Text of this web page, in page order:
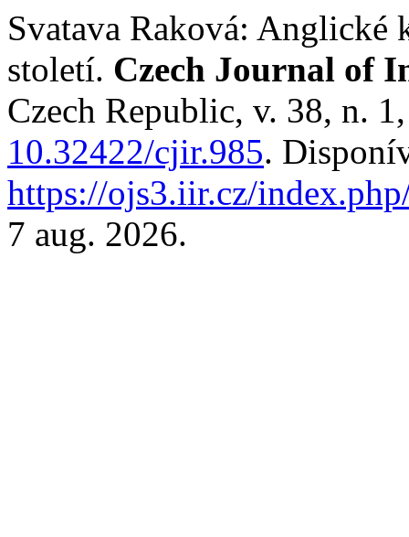
Svatava Raková: Anglické
století. Czech Journal of
Czech Republic, v. 38, n.
10.32422/cjir.985.
https://ojs3.iir.cz/
7 aug. 2026.